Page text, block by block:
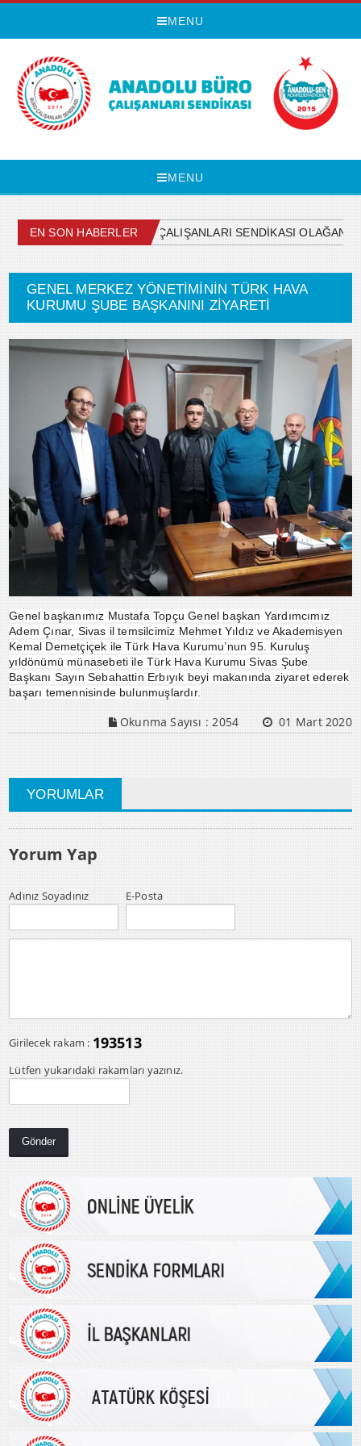
MENU
MENU
EN SON HABERLER
ANADOLU BÜRO ÇALIŞANLARI SENDİKASI OLAĞAN
GENEL MERKEZ YÖNETİMİNİN TÜRK HAVA
KURUMU ŞUBE BAŞKANINI ZİYARETİ
Genel başkanımız Mustafa Topçu Genel başkan Yardımcımız
Adem Çınar, Sivas il temsilcimiz Mehmet Yıldız ve Akademisyen
Kemal Demetçiçek ile Türk Hava Kurumu’nun 95. Kuruluş
yıldönümü münasebeti ile Türk Hava Kurumu Sivas Şube
Başkanı Sayın Sebahattin Erbıyık beyi makanında ziyaret ederek
başarı temennisinde bulunmuşlardır.
Okunma Sayısı :2054 01 Mart 2020
YORUMLAR
Yorum Yap
Adınız Soyadınız E-Posta
Girilecek rakam : 193513
Lütfen yukarıdaki rakamları yazınız.